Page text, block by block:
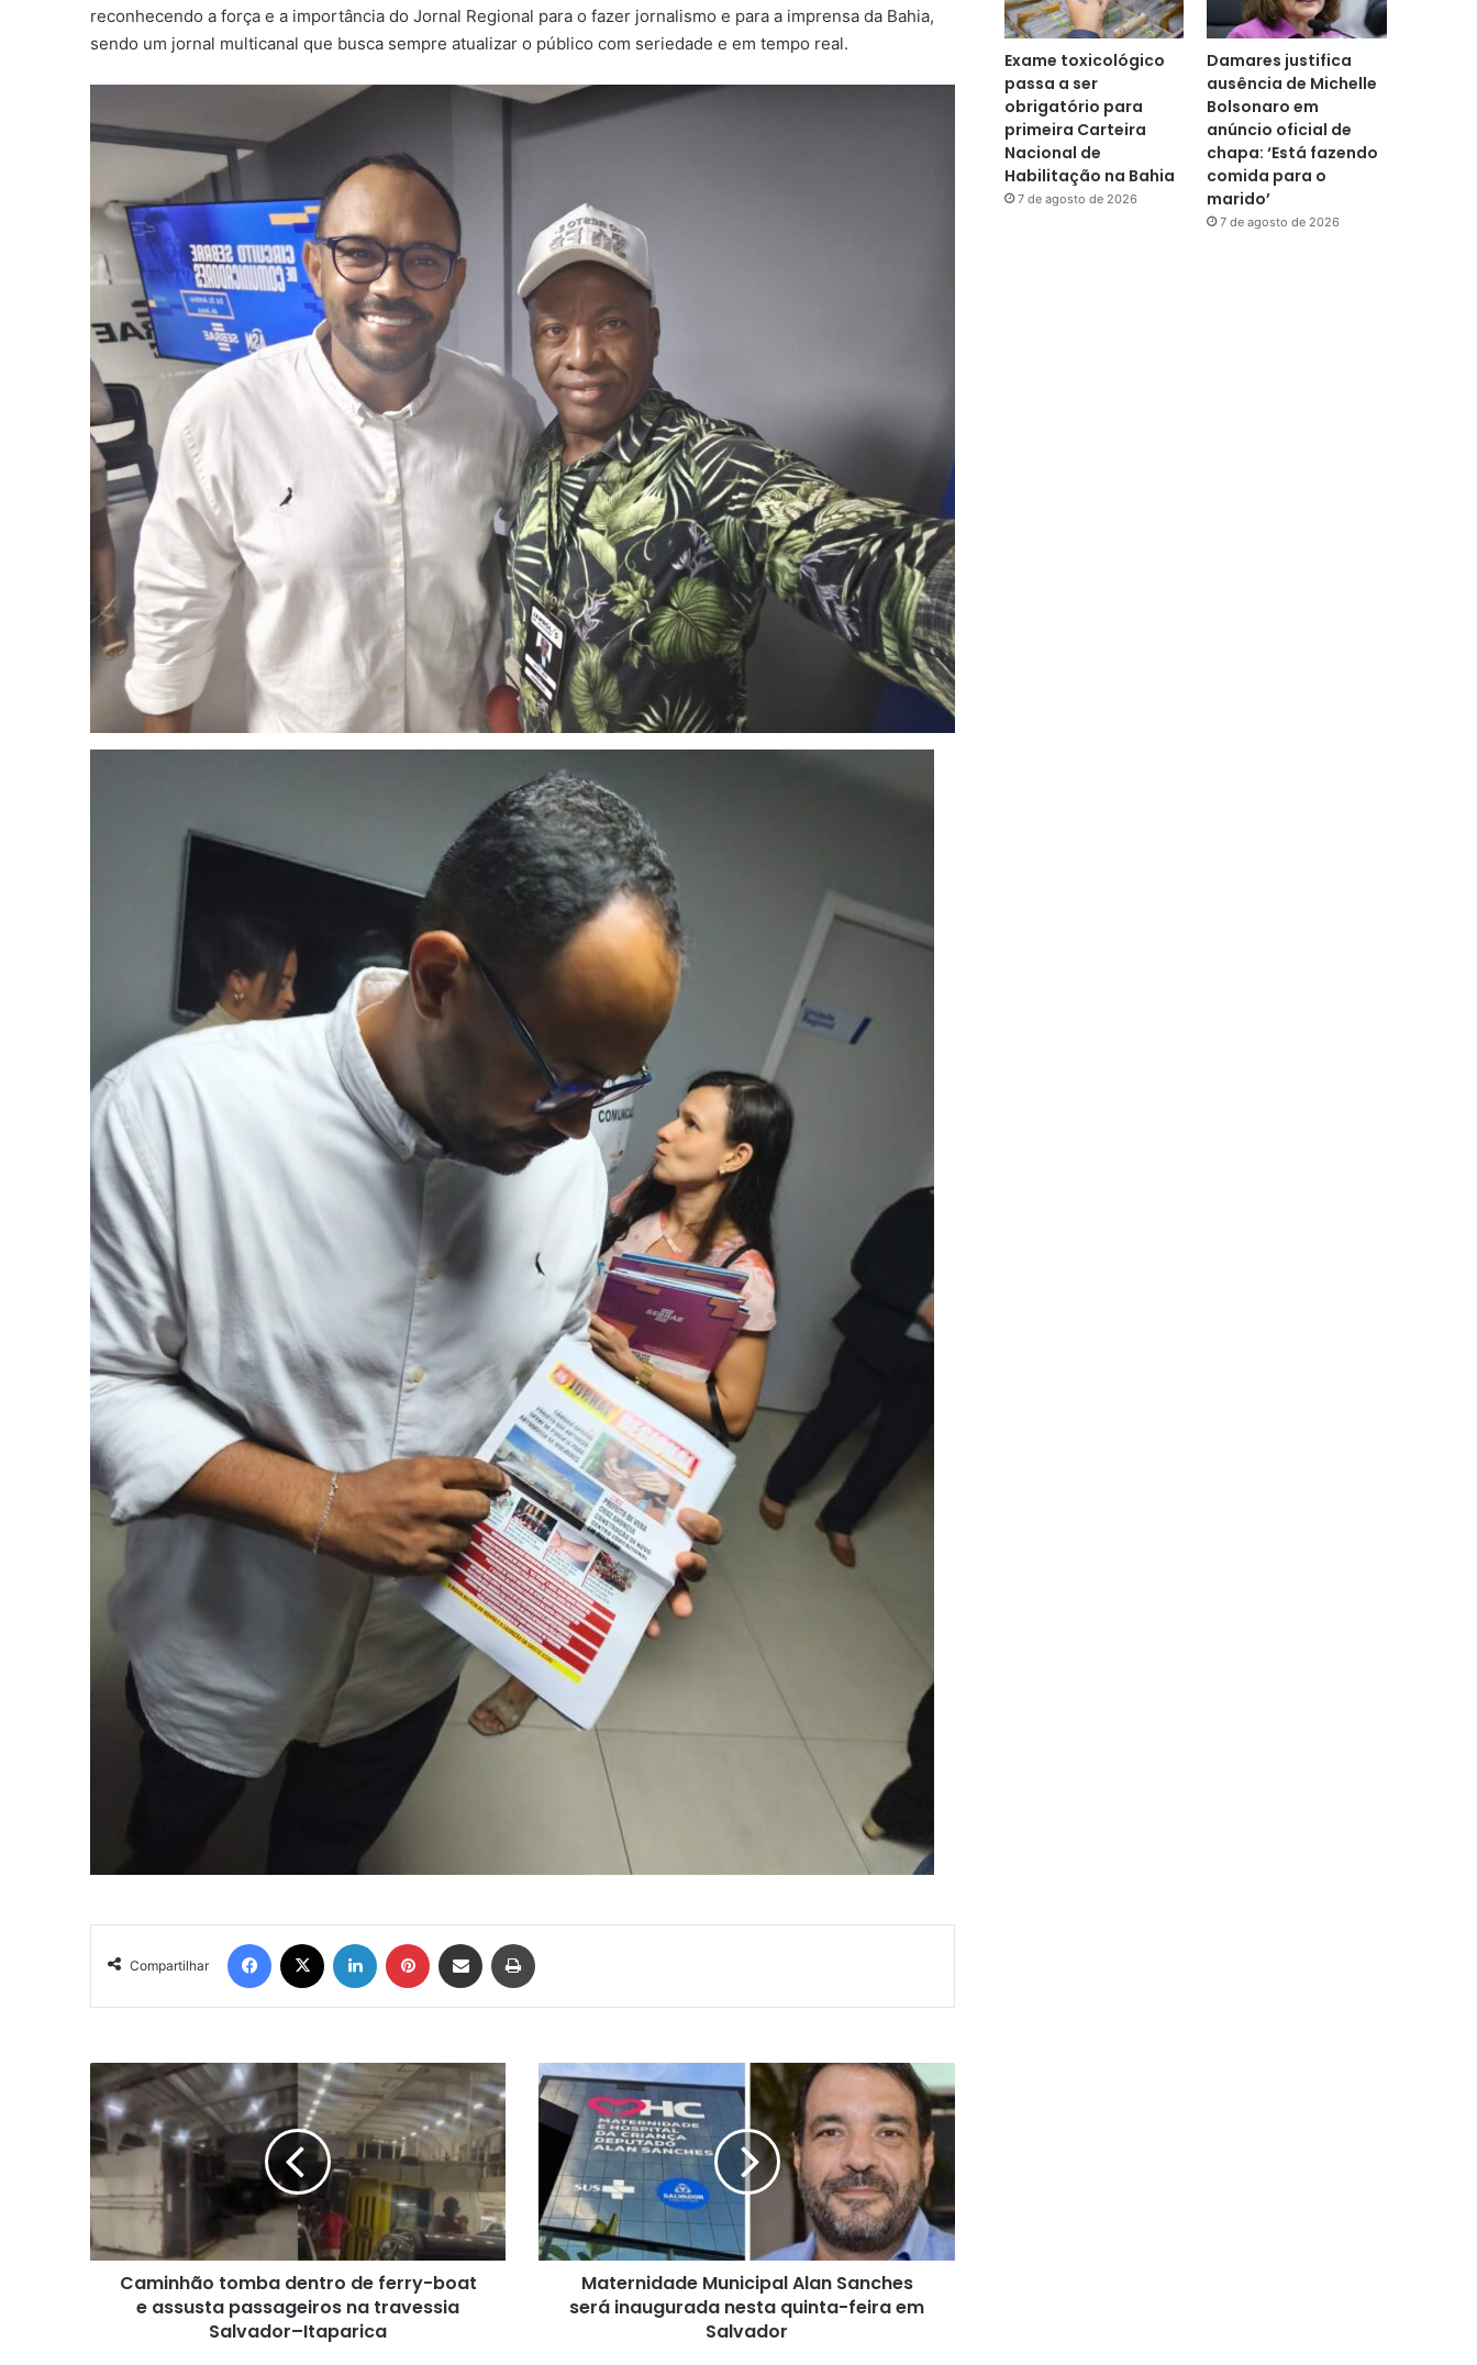
reconhecendo a força e a importância do Jornal Regional para o fazer jornalismo e para a imprensa da Bahia,
sendo um jornal multicanal que busca sempre atualizar o público com seriedade e em tempo real.
Compartilhar
Facebook Linkedin Pinterest Compartilhar via e-mail
Caminhão
tomba
dentro
de
e
assusta
passageiros
travessia
Caminhão tomba dentro de ferry-boat
e assusta passageiros na travessia
Salvador–Itaparica
Maternidade
Municipal
Alan
Sanches
será
inaugurada
nesta
quinta-
feira
Salvador
Maternidade Municipal Alan Sanches
será inaugurada nesta quinta-feira em
Salvador
Exame toxicológico
passa a ser
obrigatório para
primeira Carteira
Nacional de
Habilitação na Bahia
7 de agosto de 2026
Damares justifica
ausência de Michelle
Bolsonaro em
anúncio oficial de
chapa: ‘Está fazendo
comida para o
marido’
7 de agosto de 2026